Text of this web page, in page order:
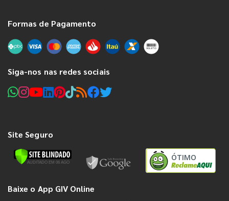
Formas de Pagamento
Siga-nos nas redes sociais
Site Seguro
ÓTIMO
Baixe o App GIV Online